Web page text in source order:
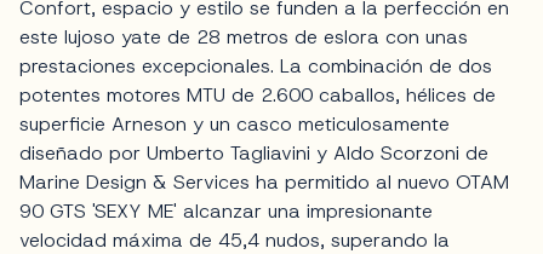
Confort, espacio y estilo se funden a la perfección en
este lujoso yate de 28 metros de eslora con unas
prestaciones excepcionales. La combinación de dos
potentes motores MTU de 2.600 caballos, hélices de
superficie Arneson y un casco meticulosamente
diseñado por Umberto Tagliavini y Aldo Scorzoni de
Marine Design & Services ha permitido al nuevo OTAM
90 GTS 'SEXY ME' alcanzar una impresionante
velocidad máxima de 45,4 nudos, superando la